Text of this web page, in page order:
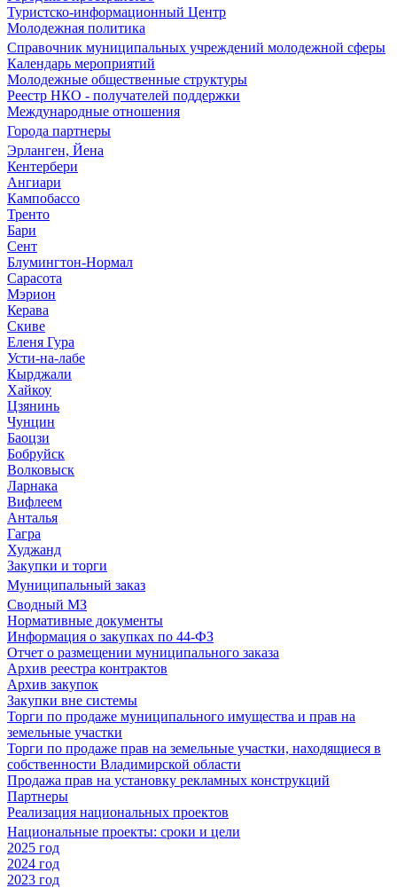
Туристско-информационный Центр
Молодежная политика
Справочник муниципальных учреждений молодежной сферы
Календарь мероприятий
Молодежные общественные структуры
Реестр НКО - получателей поддержки
Международные отношения
Города партнеры
Эрланген, Йена
Кентербери
Ангиари
Кампобассо
Тренто
Бари
Сент
Блумингтон-Нормал
Сарасота
Мэрион
Керава
Скиве
Еленя Гура
Усти-на-лабе
Кырджали
Хайкоу
Цзянинь
Чунцин
Баоцзи
Бобруйск
Волковыск
Ларнака
Вифлеем
Анталья
Гагра
Худжанд
Закупки и торги
Муниципальный заказ
Сводный МЗ
Нормативные документы
Информация о закупках по 44-ФЗ
Отчет о размещении муниципального заказа
Архив реестра контрактов
Архив закупок
Закупки вне системы
Торги по продаже муниципального имущества и прав на
земельные участки
Торги по продаже прав на земельные участки, находящиеся в
собственности Владимирской области
Продажа прав на установку рекламных конструкций
Партнеры
Реализация национальных проектов
Национальные проекты: сроки и цели
2025 год
2024 год
2023 год